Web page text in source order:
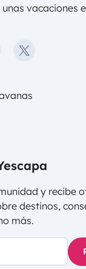
vacaciones
twitter
y recibe
destinos,
más.